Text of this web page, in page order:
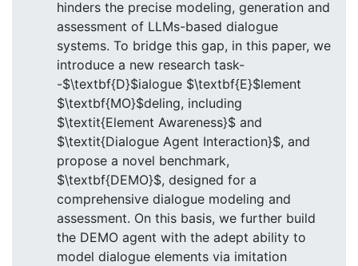
hinders the precise modeling, generation and
assessment of LLMs-based dialogue
systems. To bridge this gap, in this paper, we
introduce a new research task-
-$\textbf{D}$ialogue $\textbf{E}$lement
$\textbf{MO}$deling, including
$\textit{Element Awareness}$ and
$\textit{Dialogue Agent Interaction}$, and
propose a novel benchmark,
$\textbf{DEMO}$, designed for a
comprehensive dialogue modeling and
assessment. On this basis, we further build
the DEMO agent with the adept ability to
model dialogue elements via imitation